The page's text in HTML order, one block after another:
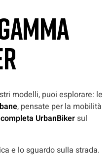
modelli, puoi esplorare: le
, pensate per la mobilità
UrbanBikersul
e lo sguardo sulla strada.